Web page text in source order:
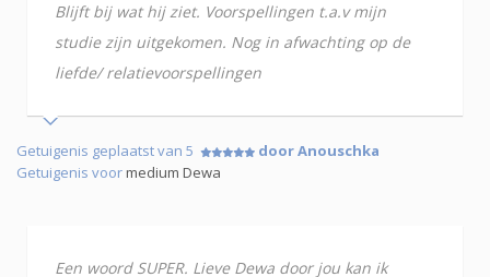
Blijft bij wat hij ziet. Voorspellingen t.a.v mijn
studie zijn uitgekomen. Nog in afwachting op de
liefde/ relatievoorspellingen
Getuigenis geplaatst van 5
door Anouschka
Getuigenis voormedium Dewa
Een woord SUPER. Lieve Dewa door jou kan ik